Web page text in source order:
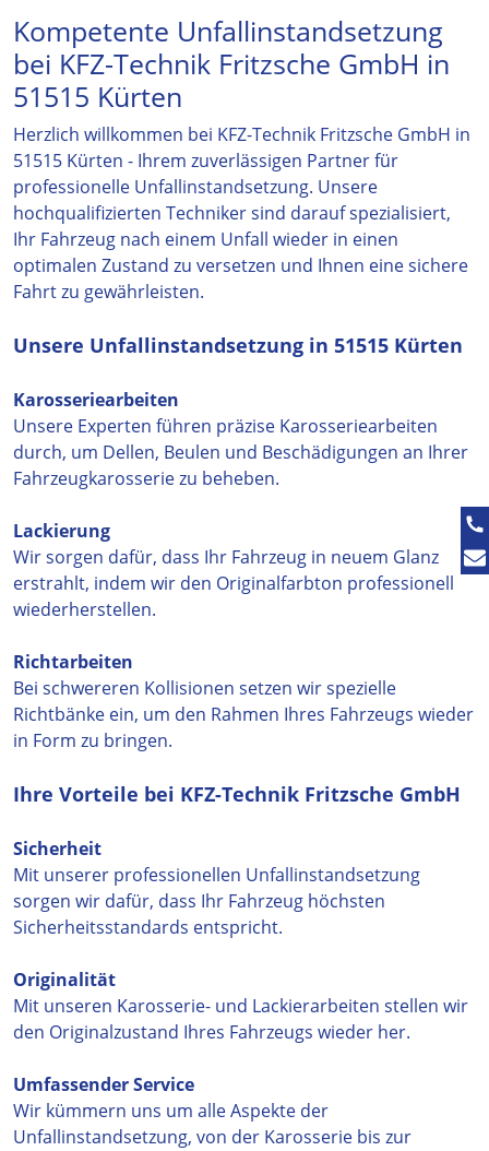
Kompetente Unfallinstandsetzung
bei KFZ-Technik Fritzsche GmbH in
51515 Kürten
Herzlich willkommen bei KFZ-Technik Fritzsche GmbH in
51515 Kürten - Ihrem zuverlässigen Partner für
professionelle Unfallinstandsetzung. Unsere
hochqualifizierten Techniker sind darauf spezialisiert,
Ihr Fahrzeug nach einem Unfall wieder in einen
optimalen Zustand zu versetzen und Ihnen eine sichere
Fahrt zu gewährleisten.
Unsere Unfallinstandsetzung in 51515 Kürten
Karosseriearbeiten
Unsere Experten führen präzise Karosseriearbeiten
durch, um Dellen, Beulen und Beschädigungen an Ihrer
Fahrzeugkarosserie zu beheben.
Lackierung
Wir sorgen dafür, dass Ihr Fahrzeug in neuem Glanz
erstrahlt, indem wir den Originalfarbton professionell
wiederherstellen.
Richtarbeiten
Bei schwereren Kollisionen setzen wir spezielle
Richtbänke ein, um den Rahmen Ihres Fahrzeugs wieder
in Form zu bringen.
Ihre Vorteile bei KFZ-Technik Fritzsche GmbH
Sicherheit
Mit unserer professionellen Unfallinstandsetzung
sorgen wir dafür, dass Ihr Fahrzeug höchsten
Sicherheitsstandards entspricht.
Originalität
Mit unseren Karosserie- und Lackierarbeiten stellen wir
den Originalzustand Ihres Fahrzeugs wieder her.
Umfassender Service
Wir kümmern uns um alle Aspekte der
Unfallinstandsetzung, von der Karosserie bis zur